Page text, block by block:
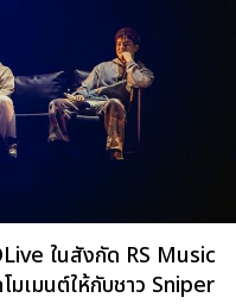
ในสังกัด RS Music
มเมนต์ให้กับชาว Sniper